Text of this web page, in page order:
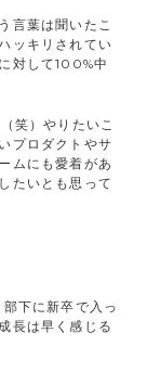
言葉は聞いたこ
ッキリされてい
対して100%中
笑）やりたいこ
プロダクトやサ
ムにも愛着があ
たいとも思って
下に新卒で入っ
長は早く感じる